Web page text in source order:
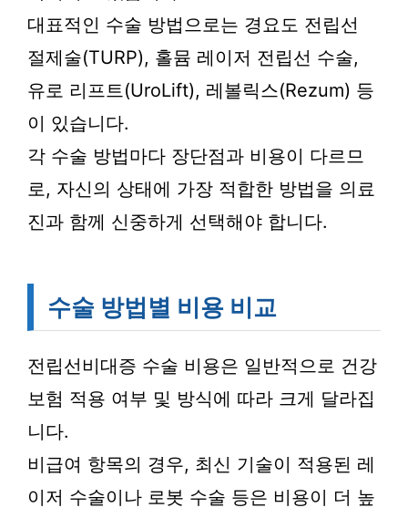
대표적인 수술 방법으로는 경요도 전립선
절제술(TURP), 홀뮴 레이저 전립선 수술,
유로 리프트(UroLift), 레볼릭스(Rezum) 등
이 있습니다.
각 수술 방법마다 장단점과 비용이 다르므
로, 자신의 상태에 가장 적합한 방법을 의료
진과 함께 신중하게 선택해야 합니다.
수술 방법별 비용 비교
전립선비대증 수술 비용은 일반적으로 건강
보험 적용 여부 및 방식에 따라 크게 달라집
니다.
비급여 항목의 경우, 최신 기술이 적용된 레
이저 수술이나 로봇 수술 등은 비용이 더 높